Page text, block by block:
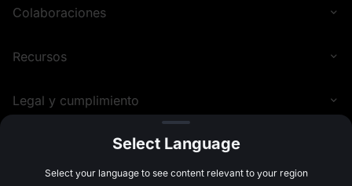
собой право лишить пользователей права на
получение наград.
инвестиционный совет по покупке или продаже
любой момент стать неликвидными. Они подходят
только для инвесторов с высокой толерантностью к
риску, и инвесторы могут потерять все свои
инвестиции. Все участники несут полную
ответственность за свои инвестиционные решения, и
понесенные убытки. Прошлые показатели не
Colaboraciones
Recursos
Legal y cumplimiento
©2026 MEXC.COM
Select Language
Select your language to see content relevant to your region